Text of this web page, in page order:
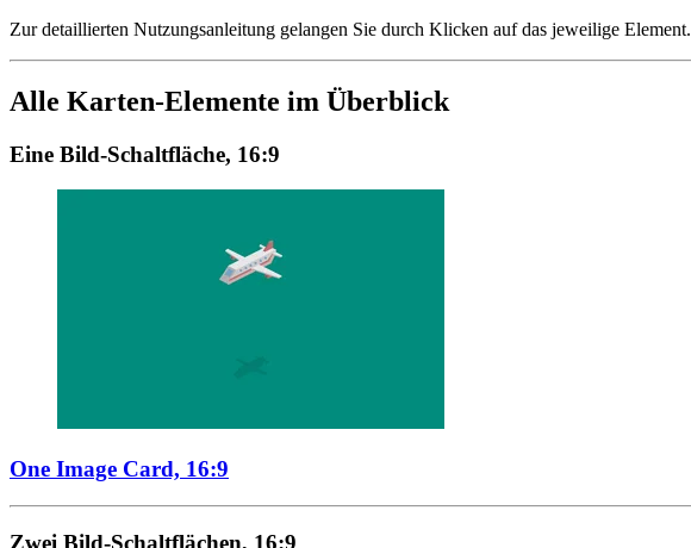
Zur detaillierten Nutzungsanleitung gelangen Sie durch Klicken auf das jeweilige Element.
Alle Karten-Elemente im Überblick
Eine Bild-Schaltfläche, 16:9
One Image Card, 16:9
Zwei Bild-Schaltflächen, 16:9